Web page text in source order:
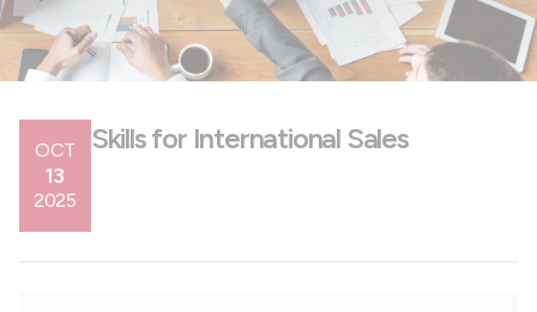
OCT
13
2025
Skills for International Sales